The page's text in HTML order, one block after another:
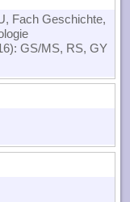
Fach Geschichte,
GS/MS, RS, GY